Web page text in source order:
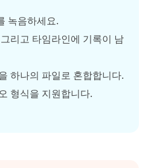
녹음하세요.
그리고 타임라인에 기록이 남
하나의 파일로 혼합합니다.
형식을 지원합니다.